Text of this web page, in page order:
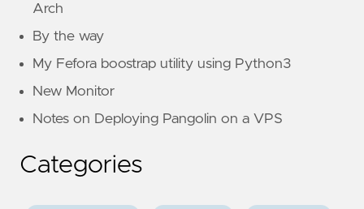
Arch
By the way
My Fefora boostrap utility using Python3
New Monitor
Notes on Deploying Pangolin on a VPS
Categories